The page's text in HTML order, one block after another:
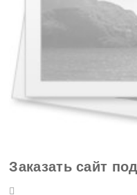
Заказать сайт